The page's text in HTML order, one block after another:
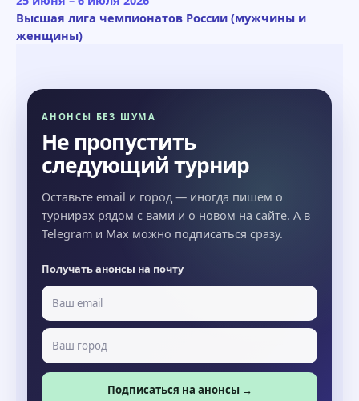
Высшая лига чемпионатов России (мужчины и
женщины)
АНОНСЫ БЕЗ ШУМА
Не пропустить
следующий турнир
Оставьте email и город — иногда пишем о
турнирах рядом с вами и о новом на сайте. А в
Telegram и Max можно подписаться сразу.
Получать анонсы на почту
Подписаться на анонсы →